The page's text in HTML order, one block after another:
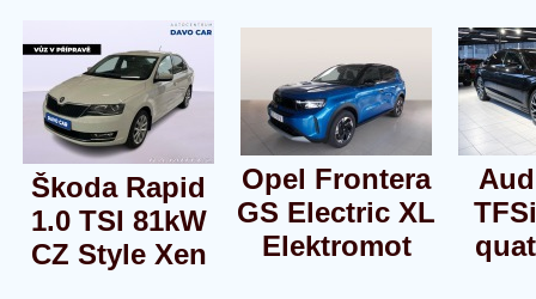
Škoda Rapid
1.0 TSI 81kW
CZ Style Xen
Opel Frontera
GS Electric XL
Elektromot